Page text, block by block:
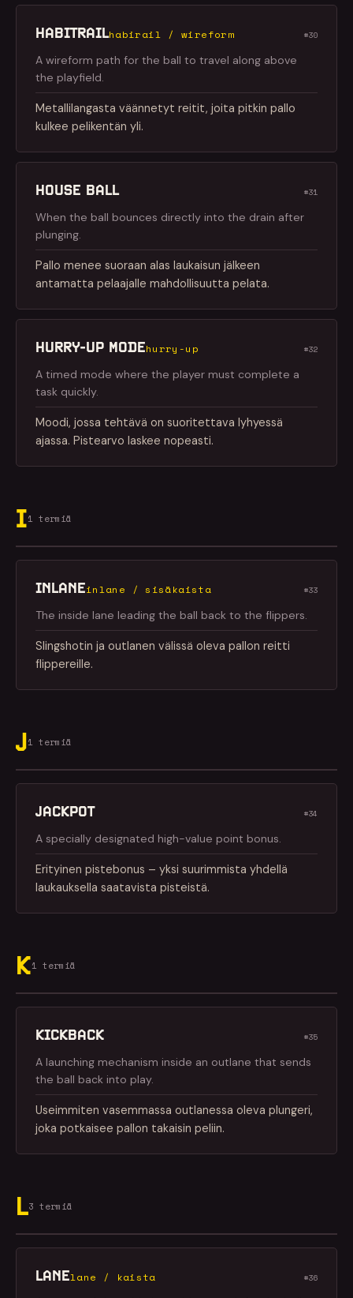
HABITRAILhabirail / wireform #30
A wireform path for the ball to travel along above
the playfield.
Metallilangasta väännetyt reitit, joita pitkin pallo
kulkee pelikentän yli.
HOUSE BALL #31
When the ball bounces directly into the drain after
plunging.
Pallo menee suoraan alas laukaisun jälkeen
antamatta pelaajalle mahdollisuutta pelata.
HURRY-UP MODEhurry-up #32
A timed mode where the player must complete a
task quickly.
Moodi, jossa tehtävä on suoritettava lyhyessä
ajassa. Pistearvo laskee nopeasti.
I1 termiä
INLANEinlane / sisäkaista #33
The inside lane leading the ball back to the flippers.
Slingshotin ja outlanen välissä oleva pallon reitti
flippereille.
J1 termiä
JACKPOT #34
A specially designated high-value point bonus.
Erityinen pistebonus – yksi suurimmista yhdellä
laukauksella saatavista pisteistä.
K1 termiä
KICKBACK #35
A launching mechanism inside an outlane that sends
the ball back into play.
Useimmiten vasemmassa outlanessa oleva plungeri,
joka potkaisee pallon takaisin peliin.
L3 termiä
LANElane / kaista #36